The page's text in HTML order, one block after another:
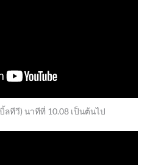
ลทีวี) นาทีที่ 10.08 เป็นต้นไป